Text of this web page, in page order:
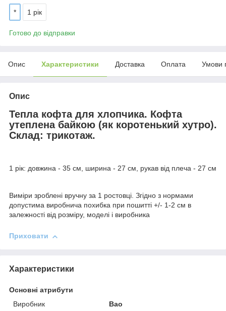
* 1 рік
Готово до відправки
Опис Характеристики Доставка Оплата Умови
Опис
Тепла кофта для хлопчика. Кофта
утеплена байкою (як коротенький хутро).
Склад: трикотаж.
1 рік: довжина - 35 см, ширина - 27 см, рукав від плеча - 27 см
Виміри зроблені вручну за 1 ростовці. Згідно з нормами
допустима виробнича похибка при пошитті +/- 1-2 см в
залежності від розміру, моделі і виробника
Приховати
Характеристики
Основні атрибути
Виробник
Bao